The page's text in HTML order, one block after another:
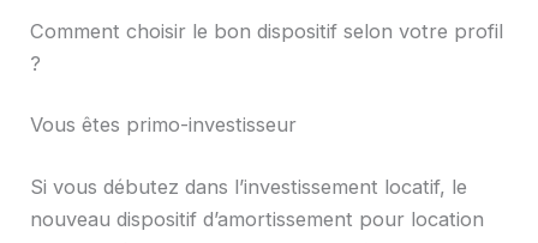
Comment choisir le bon dispositif selon votre profil
?
Vous êtes primo-investisseur
Si vous débutez dans l’investissement locatif, le
nouveau dispositif d’amortissement pour location